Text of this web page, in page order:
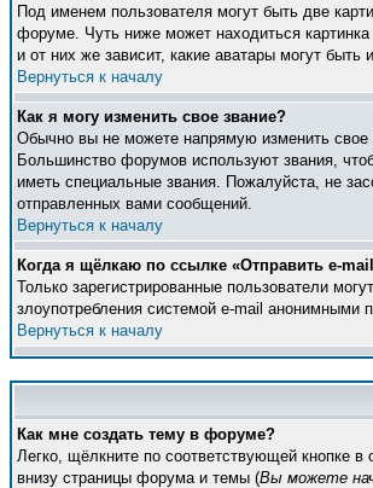
Под именем пользователя могут быть две
форуме. Чуть ниже может находиться
и от них же зависит, какие аватары могут
Вернуться к началу
Как я могу изменить свое звание?
Обычно вы не можете напрямую изменить свое
Большинство форумов используют звания,
иметь специальные звания. Пожалуйста, не
отправленных вами сообщений.
Вернуться к началу
Когда я щёлкаю по ссылке «Отправить e-
Только зарегистрированные пользователи
злоупотребления системой e-mail анонимными
Вернуться к началу
Как мне создать тему в форуме?
Легко, щёлкните по соответствующей кнопке
внизу страницы форума и темы (Вы можете